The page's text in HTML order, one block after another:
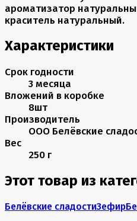
ароматизатор
краситель натуральный.
Характеристики
Срок годности
3 месяца
Вложений в коробке
8шт
Производитель
ООО Белёвские
Вес
250 г
Этот товар из
Белёвские сладостиЗефир